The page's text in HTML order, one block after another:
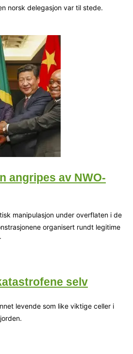
norsk delegasjon var til stede.
angripes av NWO-
manipulasjon under overflaten i de
organisert rundt legitime
selv
levende som like viktige celler i